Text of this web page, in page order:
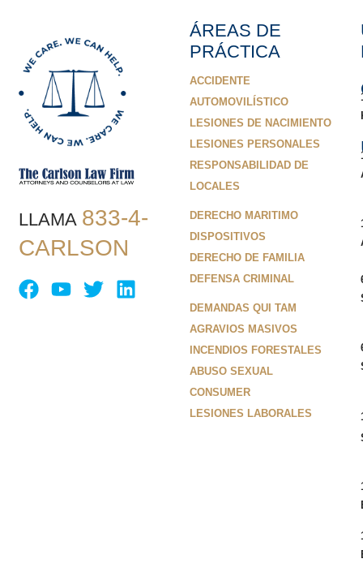
LLAMA 833-4-
CARLSON
ÁREAS DE
PRÁCTICA
ACCIDENTE
AUTOMOVILÍSTICO
LESIONES DE NACIMIENTO
LESIONES PERSONALES
RESPONSABILIDAD DE
LOCALES
DERECHO MARITIMO
DISPOSITIVOS
DERECHO DE FAMILIA
DEFENSA CRIMINAL
DEMANDAS QUI TAM
AGRAVIOS MASIVOS
INCENDIOS FORESTALES
ABUSO SEXUAL
CONSUMER
LESIONES LABORALES